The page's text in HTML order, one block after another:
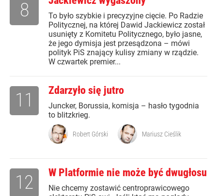
To było szybkie i precyzyjne cięcie. Po Radzie
Politycznej, na której Dawid Jackiewicz został
usunięty z Komitetu Politycznego, było jasne,
że jego dymisja jest przesądzona – mówi
polityk PiS znający kulisy zmiany w rządzie.
W czwartek premier...
8
Zdarzyło się jutro
Juncker, Borussia, komisja – hasło tygodnia
to blitzkrieg.
11
Robert Górski Mariusz Cieślik
W Platformie nie może być dwugłosu
Nie chcemy zostawić centroprawicowego
12